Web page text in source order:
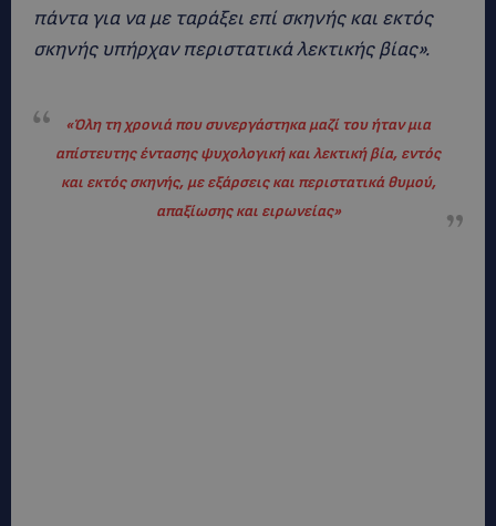
πάντα για να με ταράξει επί σκηνής και εκτός
σκηνής υπήρχαν περιστατικά λεκτικής βίας».
«Όλη τη χρονιά που συνεργάστηκα μαζί του ήταν μια
απίστευτης έντασης ψυχολογική και λεκτική βία, εντός
και εκτός σκηνής, με εξάρσεις και περιστατικά θυμού,
απαξίωσης και ειρωνείας»